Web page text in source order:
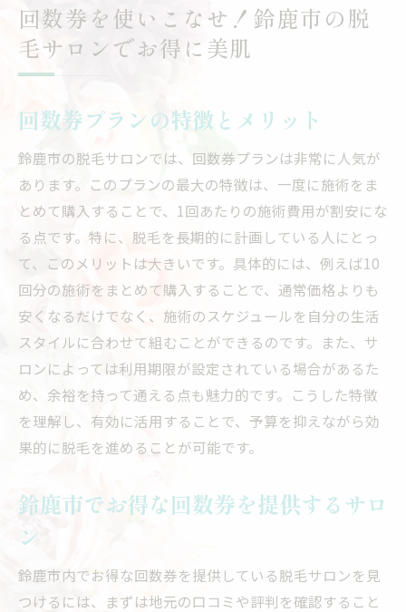
回数券を使いこなせ！鈴鹿市の脱
毛サロンでお得に美肌
回数券プランの特徴とメリット
鈴鹿市の脱毛サロンでは、回数券プランは非常に人気が
あります。このプランの最大の特徴は、一度に施術をま
とめて購入することで、1回あたりの施術費用が割安にな
る点です。特に、脱毛を長期的に計画している人にとっ
て、このメリットは大きいです。具体的には、例えば10
回分の施術をまとめて購入することで、通常価格よりも
安くなるだけでなく、施術のスケジュールを自分の生活
スタイルに合わせて組むことができるのです。また、サ
ロンによっては利用期限が設定されている場合があるた
め、余裕を持って通える点も魅力的です。こうした特徴
を理解し、有効に活用することで、予算を抑えながら効
果的に脱毛を進めることが可能です。
鈴鹿市でお得な回数券を提供するサロ
ン
鈴鹿市内でお得な回数券を提供している脱毛サロンを見
つけるには、まずは地元の口コミや評判を確認すること